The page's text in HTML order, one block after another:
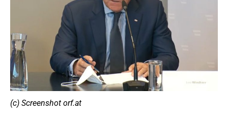
(c) Screenshot orf.at